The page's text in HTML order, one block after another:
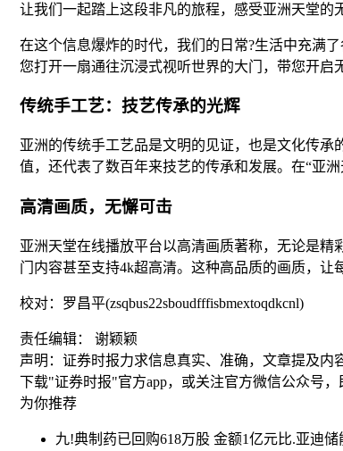
让我们一起踏上这段非凡的旅程，感受亚洲天堂的
在这个信息爆炸的时代，我们的日常?生活中充满
您打开一扇通往沉浸式视听世界的大门，带您开启
传统手工艺：技艺传承的光辉
亚洲的传统手工艺品是文明的见证，也是文化传
值，还代表了数百年来技艺的传承和发展。在“亚
高清画质，无懈可击
亚洲天堂在线播放平台以高清画质著称，无论是精
门内容甚至支持4k超高清。这种高品质的画质，让
校对：罗昌平(zsqbus22sboudfffisbmextoqdkcnl)
责任编辑： 谢颖颖
声明：证券时报力求信息真实、准确，文章提及
下载"证券时报"官方app，或关注官方微信公众号
为你推荐
九!典制药已回购618万股 金额1亿元比.亚迪